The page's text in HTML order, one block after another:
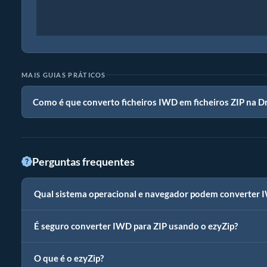
MAIS GUIAS PRÁTICOS
Como é que converto ficheiros IWD em ficheiros ZIP na
Perguntas frequentes
Qual sistema operacional e navegador podem converter
É seguro converter IWD para ZIP usando o ezyZip?
O que é o ezyZip?